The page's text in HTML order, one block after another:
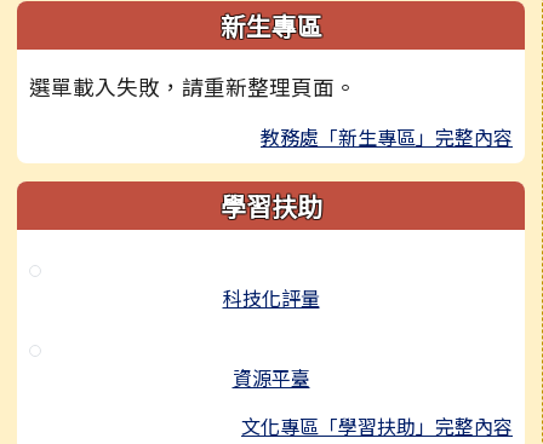
新生專區
選單載入失敗，請重新整理頁面。
教務處「新生專區」完整內容
學習扶助
科技化評量
資源平臺
文化專區「學習扶助」完整內容